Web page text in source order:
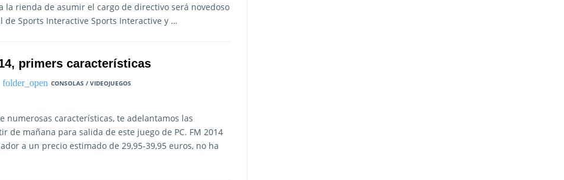
la rienda de asumir el cargo de directivo será novedoso
de Sports Interactive Sports Interactive y …
primers características
CONSOLAS / VIDEOJUEGOS
numerosas características, te adelantamos las
de mañana para salida de este juego de PC. FM 2014
a un precio estimado de 29,95-39,95 euros, no ha